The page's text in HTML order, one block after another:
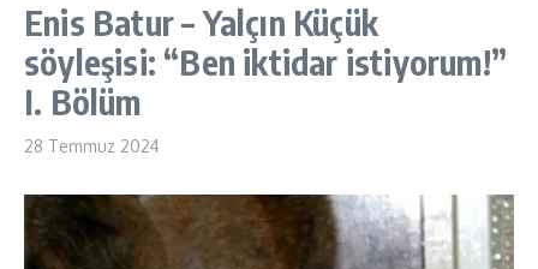
Enis Batur – Yalçın Küçük
söyleşisi: “Ben iktidar istiyorum!”
I. Bölüm
28 Temmuz 2024